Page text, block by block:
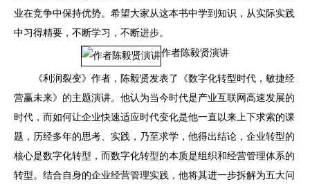
业在竞争中保持优势。希望大家从这本书中学到知识，从实际实践
中习得精要，不断学习，不断进步。
作者陈毅贤演讲
《利润裂变》作者，陈毅贤发表了《数字化转型时代，敏捷经
营赢未来》的主题演讲。他认为当今时代是产业互联网高速发展的
时代，而如何让企业快速适应时代变化是他一直以来上下求索的课
题，历经多年的思考、实践，乃至求学，他得出结论，企业转型的
核心是数字化转型，而数字化转型的本质是组织和经营管理体系的
转型。结合自身的企业经营管理实践，他将其进一步拆解为五大问